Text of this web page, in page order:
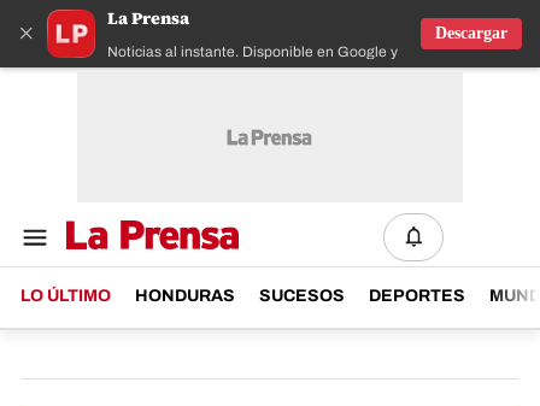
×
La Prensa
Noticias al instante. Disponible en Google y IOS
Descargar
LO ÚLTIMO HONDURAS SUCESOS DEPORTES